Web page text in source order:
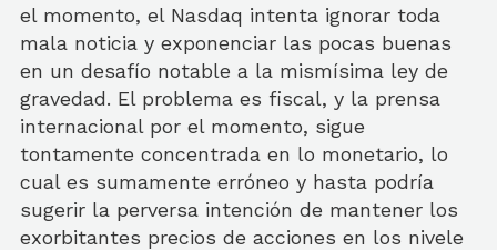
el momento, el Nasdaq intenta ignorar toda
mala noticia y exponenciar las pocas buenas
en un desafío notable a la mismísima ley de
gravedad. El problema es fiscal, y la prensa
internacional por el momento, sigue
tontamente concentrada en lo monetario, lo
cual es sumamente erróneo y hasta podría
sugerir la perversa intención de mantener los
exorbitantes precios de acciones en los nivele